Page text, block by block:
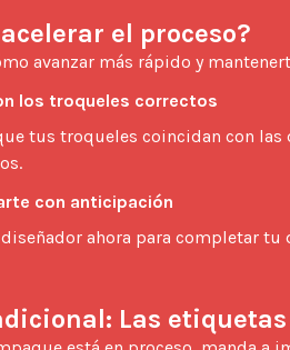
el proceso?
avanzar más rápido y
los troqueles correctos
tus troqueles coincidan con
con anticipación
ahora para completar
Las